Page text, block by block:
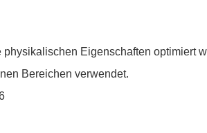
Eigenschaften optimiert
Bereichen verwendet.